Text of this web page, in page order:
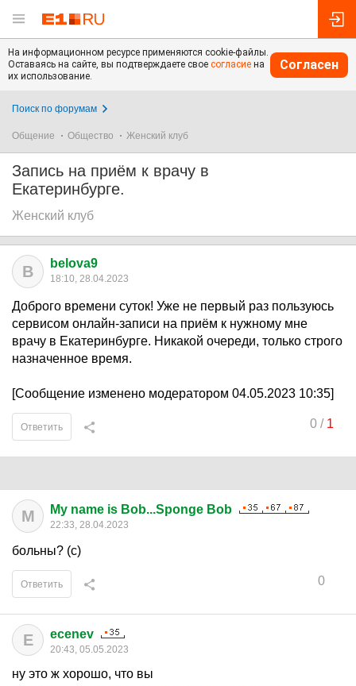
На информационном ресурсе применяются cookie-файлы.
Оставаясь на сайте, вы подтверждаете свое согласие на
их использование.
Согласен
Поиск по форумам
Общение Общество Женский клуб
Запись на приём к врачу в
Екатеринбурге.
Женский клуб
B belova9
18:10, 28.04.2023
Доброго времени суток! Уже не первый раз пользуюсь
сервисом онлайн-записи на приём к нужному мне
врачу в Екатеринбурге. Никакой очереди, только строго
назначенное время.
[Сообщение изменено модератором 04.05.2023 10:35]
0/ 1
Ответить
M My name is Bob...Sponge Bob
22:33, 28.04.2023
больны? (с)
0
Ответить
E ecenev
20:43, 05.05.2023
ну это ж хорошо, что вы